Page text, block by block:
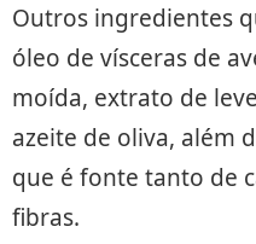
Outros ingredientes
óleo de vísceras de
moída, extrato de
azeite de oliva, além
que é fonte tanto de
fibras.